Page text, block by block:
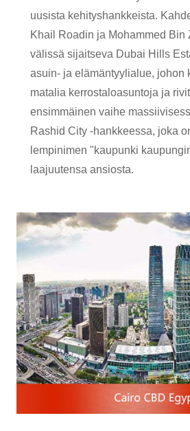
uusista kehityshankkeista.
Khail Roadin ja Mohammed Bin
välissä sijaitseva Dubai Hills
asuin- ja elämäntyylialue, johon
matalia kerrostaloasuntoja ja
ensimmäinen vaihe
Rashid City -hankkeessa, joka
lempinimen "kaupunki
laajuutensa ansiosta.